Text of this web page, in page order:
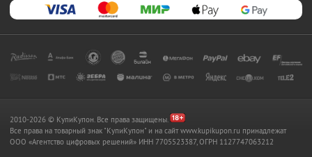
2010-2026 © КупиКупон. Все права защищены.
Все права на товарный знак "КупиКупон" и на сайт www.kupikupon.ru принадлежат
OOO «Агентство цифровых решений» ИНН 7705523387, ОГРН 1127747063212